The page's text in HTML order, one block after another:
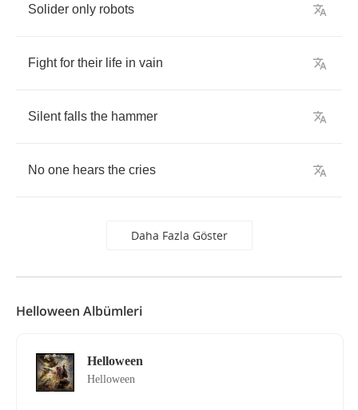
Solider only robots
Fight for their life in vain
Silent falls the hammer
No one hears the cries
Daha Fazla Göster
Helloween Albümleri
Helloween
Helloween